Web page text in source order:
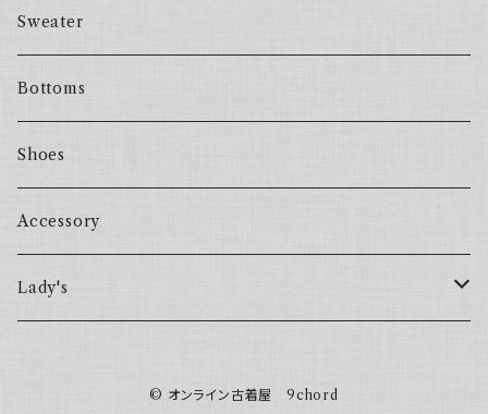
Sweater
Bottoms
Shoes
Accessory
Lady's
© オンライン古着屋 9chord